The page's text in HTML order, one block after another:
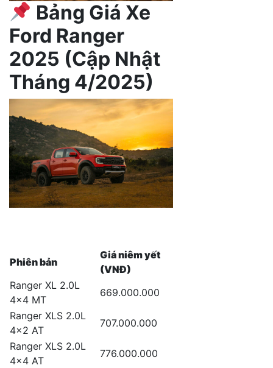
Bảng Giá Xe
Ford Ranger
2025 (Cập Nhật
Tháng 4/2025)
Phiên bản
Giá niêm yết
(VNĐ)
Ranger XL 2.0L
4×4 MT
669.000.000
Ranger XLS 2.0L
4×2 AT
707.000.000
Ranger XLS 2.0L
4×4 AT
776.000.000